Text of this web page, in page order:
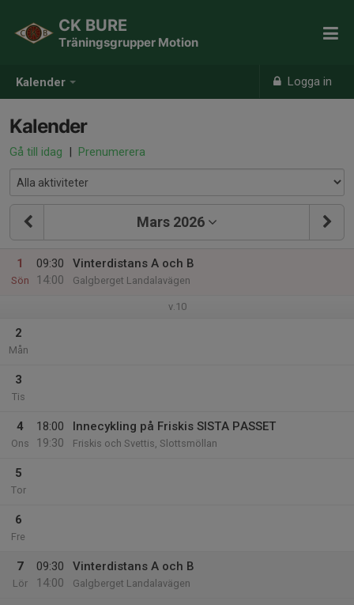
Kalender Logga in
CK BURE
Träningsgrupper Motion
Kalender
Gå till idag | Prenumerera
Mars 2026
1
Sön
09:30
14:00
Vinterdistans A och B
Galgberget Landalavägen
v.10
2
Mån
3
Tis
4
Ons
18:00
19:30
Innecykling på Friskis SISTA PASSET
Friskis och Svettis, Slottsmöllan
5
Tor
6
Fre
7
Lör
09:30
14:00
Vinterdistans A och B
Galgberget Landalavägen